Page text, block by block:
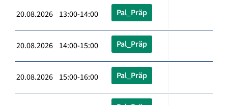
20.08.2026 13:00-14:00 Pal_Präp
20.08.2026 14:00-15:00 Pal_Präp
20.08.2026 15:00-16:00 Pal_Präp